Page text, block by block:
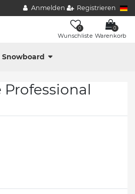
Anmelden Registrieren
0
Wunschliste
0
Warenkorb
Snowboard
Professional